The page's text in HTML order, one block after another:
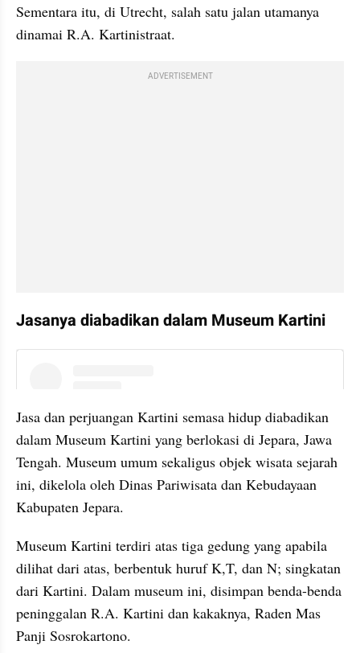
Sementara itu, di Utrecht, salah satu jalan utamanya
dinamai R.A. Kartinistraat.
ADVERTISEMENT
Jasanya diabadikan dalam Museum Kartini
Jasa dan perjuangan Kartini semasa hidup diabadikan
dalam Museum Kartini yang berlokasi di Jepara, Jawa
Tengah. Museum umum sekaligus objek wisata sejarah
ini, dikelola oleh Dinas Pariwisata dan Kebudayaan
Kabupaten Jepara.
Museum Kartini terdiri atas tiga gedung yang apabila
dilihat dari atas, berbentuk huruf K,T, dan N; singkatan
dari Kartini. Dalam museum ini, disimpan benda-benda
peninggalan R.A. Kartini dan kakaknya, Raden Mas
Panji Sosrokartono.